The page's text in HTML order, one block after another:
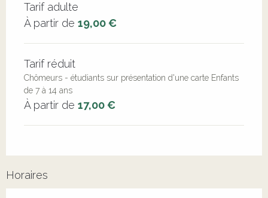
Tarifs 2026
Tarif adulte
À partir de 19,00 €
Tarif réduit
Chômeurs - étudiants sur présentation d'une carte Enfants
de 7 à 14 ans
À partir de 17,00 €
Horaires